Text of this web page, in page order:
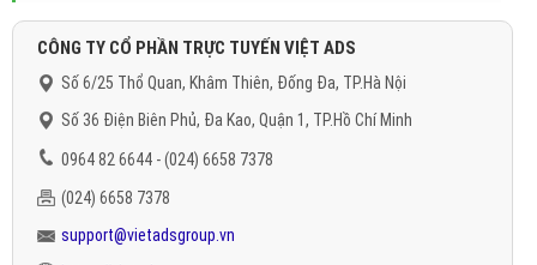
CÔNG TY CỔ PHẦN TRỰC TUYẾN VIỆT ADS
Số 6/25 Thổ Quan, Khâm Thiên, Đống Đa, TP.Hà Nội
Số 36 Điện Biên Phủ, Đa Kao, Quận 1, TP.Hồ Chí Minh
0964 82 6644 - (024) 6658 7378
(024) 6658 7378
support@vietadsgroup.vn